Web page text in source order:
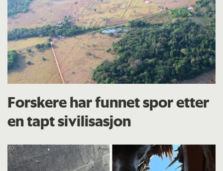
Forskere har funnet spor etter
en tapt sivilisasjon